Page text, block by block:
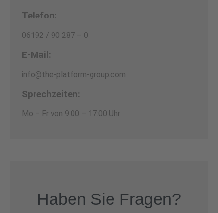
Telefon:
06192 / 90 287 – 0
E-Mail:
info@the-platform-group.com
Sprechzeiten:
Mo – Fr von 9:00 – 17:00 Uhr
Haben Sie Fragen?